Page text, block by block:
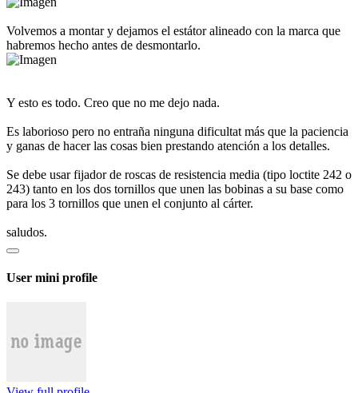
Volvemos a montar y dejamos el estátor alineado con la marca que
habremos hecho antes de desmontarlo.
Y esto es todo. Creo que no me dejo nada.
Es laborioso pero no entraña ninguna dificultat más que la paciencia
y ganas de hacer las cosas bien prestando atención a los detalles.
Se debe usar fijador de roscas de resistencia media (tipo loctite 242 o
243) tanto en los dos tornillos que unen las bobinas a su base como
para los 3 tornillos que unen el conjunto al cárter.
saludos.
User mini profile